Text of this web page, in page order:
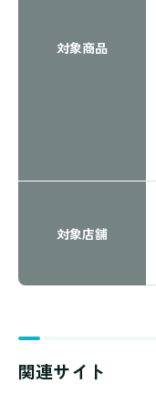
対象商品
対象店舗
関連サイト